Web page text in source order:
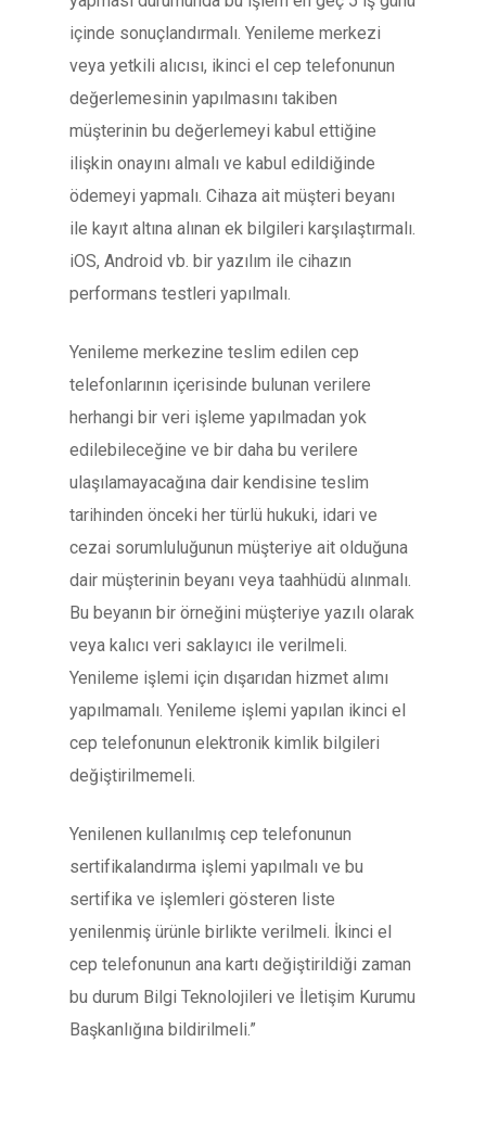
içinde sonuçlandırmalı. Yenileme merkezi
veya yetkili alıcısı, ikinci el cep telefonunun
değerlemesinin yapılmasını takiben
müşterinin bu değerlemeyi kabul ettiğine
ilişkin onayını almalı ve kabul edildiğinde
ödemeyi yapmalı. Cihaza ait müşteri beyanı
ile kayıt altına alınan ek bilgileri karşılaştırmalı.
iOS, Android vb. bir yazılım ile cihazın
performans testleri yapılmalı.
Yenileme merkezine teslim edilen cep
telefonlarının içerisinde bulunan verilere
herhangi bir veri işleme yapılmadan yok
edilebileceğine ve bir daha bu verilere
ulaşılamayacağına dair kendisine teslim
tarihinden önceki her türlü hukuki, idari ve
cezai sorumluluğunun müşteriye ait olduğuna
dair müşterinin beyanı veya taahhüdü alınmalı.
Bu beyanın bir örneğini müşteriye yazılı olarak
veya kalıcı veri saklayıcı ile verilmeli.
Yenileme işlemi için dışarıdan hizmet alımı
yapılmamalı. Yenileme işlemi yapılan ikinci el
cep telefonunun elektronik kimlik bilgileri
değiştirilmemeli.
Yenilenen kullanılmış cep telefonunun
sertifikalandırma işlemi yapılmalı ve bu
sertifika ve işlemleri gösteren liste
yenilenmiş ürünle birlikte verilmeli. İkinci el
cep telefonunun ana kartı değiştirildiği zaman
bu durum Bilgi Teknolojileri ve İletişim Kurumu
Başkanlığına bildirilmeli.”